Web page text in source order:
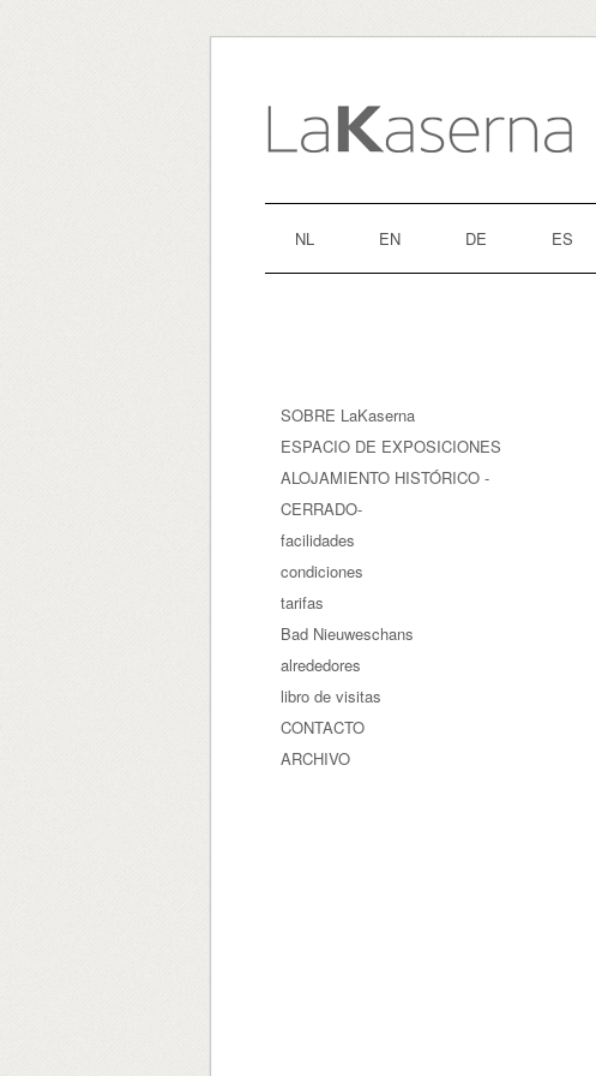
NL EN DE ES
SOBRE LaKaserna
ESPACIO DE EXPOSICIONES
ALOJAMIENTO HISTÓRICO -
CERRADO-
facilidades
condiciones
tarifas
Bad Nieuweschans
alrededores
libro de visitas
CONTACTO
ARCHIVO